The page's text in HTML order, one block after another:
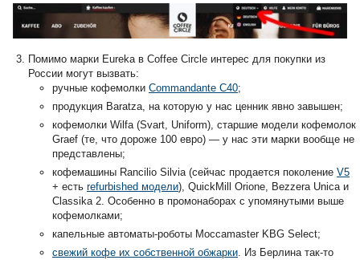
Помимо марки Eureka в Coffee Circle интерес для покупки из
России могут вызвать:
ручные кофемолки Commandante C40;
продукция Baratza, на которую у нас ценник явно завышен;
кофемолки Wilfa (Svart, Uniform), старшие модели кофемолок
Graef (те, что дороже 100 евро) — у нас эти марки вообще не
представлены;
кофемашины Rancilio Silvia (сейчас продается поколение V5
+ есть refurbished модели), QuickMill Orione, Bezzera Unica и
Classika 2. Особенно в промонаборах с упомянутыми выше
кофемолками;
капельные автоматы-роботы Moccamaster KBG Select;
свежий кофе их собственной обжарки. Из Берлина так-то